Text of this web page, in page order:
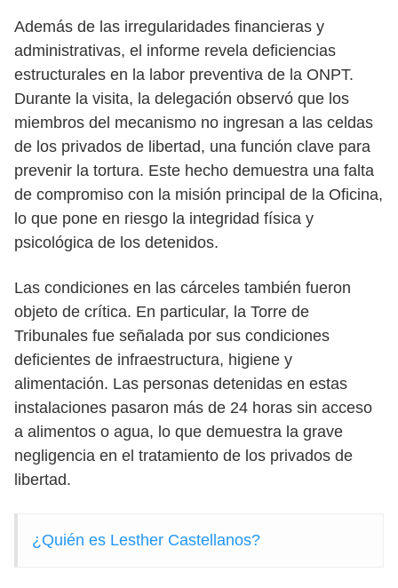
Además de las irregularidades financieras y
administrativas, el informe revela deficiencias
estructurales en la labor preventiva de la ONPT.
Durante la visita, la delegación observó que los
miembros del mecanismo no ingresan a las celdas
de los privados de libertad, una función clave para
prevenir la tortura. Este hecho demuestra una falta
de compromiso con la misión principal de la Oficina,
lo que pone en riesgo la integridad física y
psicológica de los detenidos.
Las condiciones en las cárceles también fueron
objeto de crítica. En particular, la Torre de
Tribunales fue señalada por sus condiciones
deficientes de infraestructura, higiene y
alimentación. Las personas detenidas en estas
instalaciones pasaron más de 24 horas sin acceso
a alimentos o agua, lo que demuestra la grave
negligencia en el tratamiento de los privados de
libertad.
¿Quién es Lesther Castellanos?